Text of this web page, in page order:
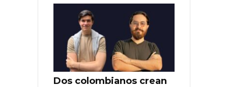
Dos colombianos crean